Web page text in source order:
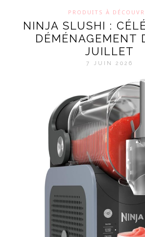
PRODUITS À
NINJA SLUSHI :
DÉMÉNAGEMENT
JUILLET
7 JUIN 2026